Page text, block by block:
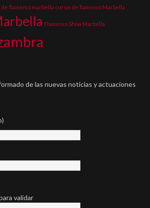
de flamenco marbella cursos de flamenco Marbella
Flamenco Show Marbella
de las nuevas noticias y actuaciones
validar